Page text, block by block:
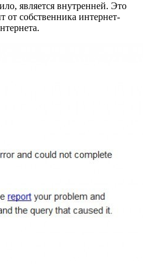
является внутренней. Это
от собственника интернет-